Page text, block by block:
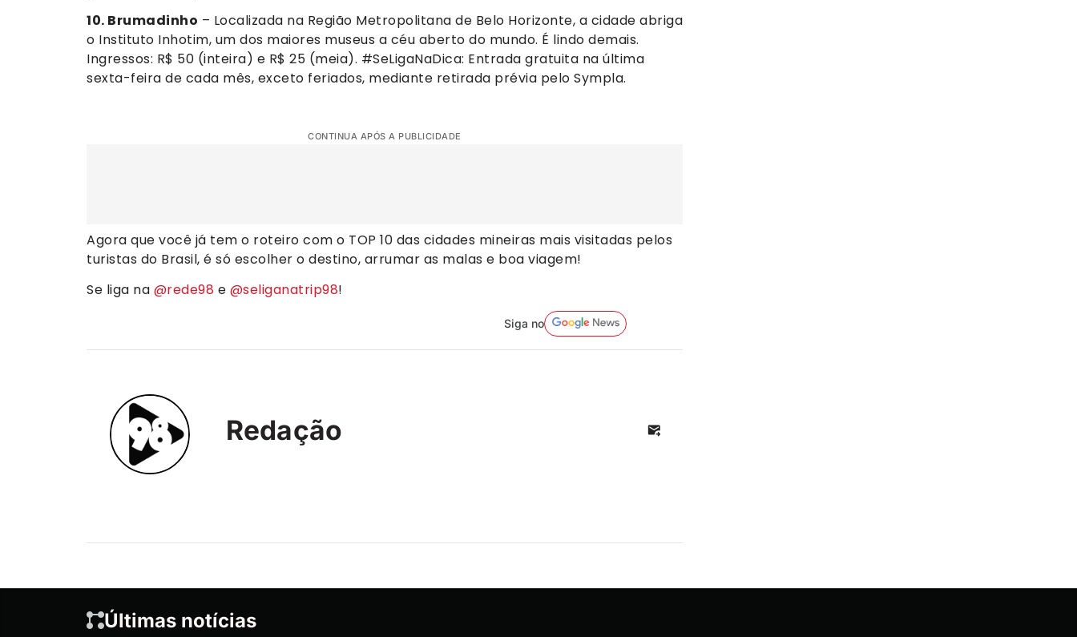
10. Brumadinho – Localizada na Região Metropolitana de Belo Horizonte, a cidade abriga
o Instituto Inhotim, um dos maiores museus a céu aberto do mundo. É lindo demais.
Ingressos: R$ 50 (inteira) e R$ 25 (meia). #SeLigaNaDica: Entrada gratuita na última
sexta-feira de cada mês, exceto feriados, mediante retirada prévia pelo Sympla.
CONTINUA APÓS A PUBLICIDADE
Agora que você já tem o roteiro com o TOP 10 das cidades mineiras mais visitadas pelos
turistas do Brasil, é só escolher o destino, arrumar as malas e boa viagem!
Se liga na @rede98 e @seliganatrip98!
Siga no
Redação
Últimas notícias